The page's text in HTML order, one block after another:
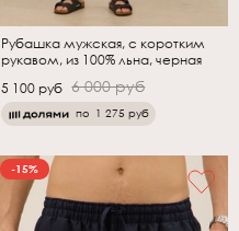
Рубашка мужская, с коротким
рукавом, из 100% льна, черная
5 100 руб 6 000 руб
по 1 275 руб
-15%